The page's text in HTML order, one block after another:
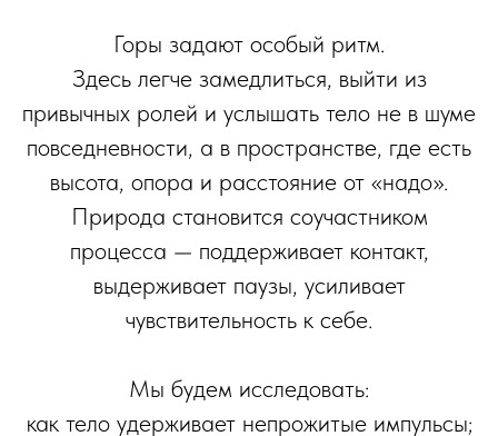
Горы задают особый ритм.
Здесь легче замедлиться, выйти из
привычных ролей и услышать тело не в шуме
повседневности, а в пространстве, где есть
высота, опора и расстояние от «надо».
Природа становится соучастником
процесса — поддерживает контакт,
выдерживает паузы, усиливает
чувствительность к себе.
Мы будем исследовать:
как тело удерживает непрожитые импульсы;